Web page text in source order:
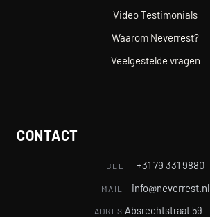
Video Testimonials
Waarom Neverrest?
Veelgestelde vragen
CONTACT
BEL +31 79 331 9880
MAIL info@neverrest.nl
ADRES Absrechtstraat 59